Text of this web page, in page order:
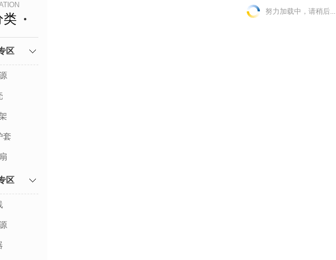
类
区
套
区
努力加载中，请稍后...